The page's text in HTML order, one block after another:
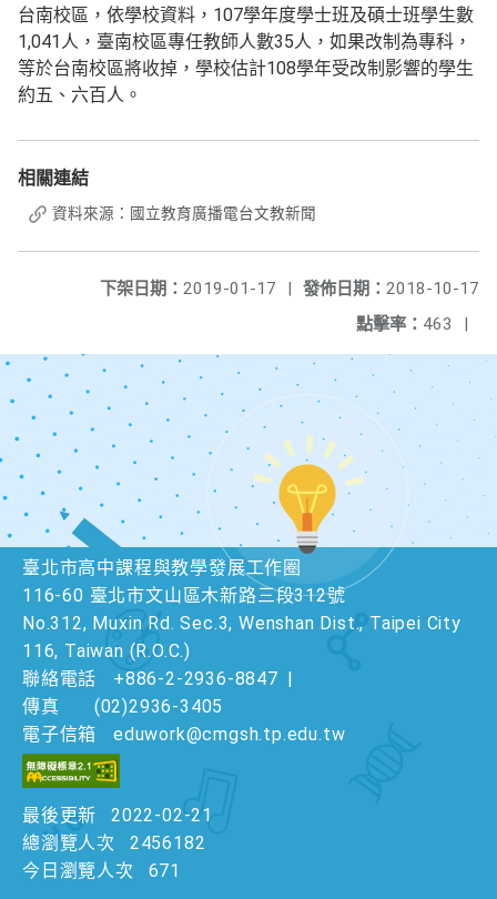
台南校區，依學校資料，107學年度學士班及碩士班學生數
1,041人，臺南校區專任教師人數35人，如果改制為專科，
等於台南校區將收掉，學校估計108學年受改制影響的學生
約五、六百人。
相關連結
資料來源：國立教育廣播電台文教新聞
發佈日期： 2018-10-17
下架日期： 2019-01-17
|
點擊率： 463 |
臺北市高中課程與教學發展工作圈
116-60 臺北市文山區木新路三段312號
No.312, Muxin Rd. Sec.3, Wenshan Dist., Taipei City
116, Taiwan (R.O.C.)
聯絡電話
+886-2-2936-8847 |
傳真
(02)2936-3405
電子信箱
eduwork@cmgsh.tp.edu.tw
最後更新
2022-02-21
總瀏覽人次
2456182
今日瀏覽人次
671